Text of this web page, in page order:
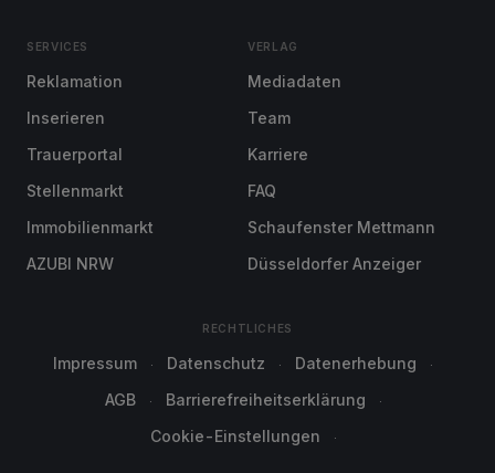
SERVICES
Reklamation
Inserieren
Trauerportal
Stellenmarkt
Immobilienmarkt
AZUBI NRW
VERLAG
Mediadaten
Team
Karriere
FAQ
Schaufenster Mettmann
Düsseldorfer Anzeiger
RECHTLICHES
Impressum Datenschutz
Datenerhebung
AGB
Barrierefreiheitserklärung
Cookie-Einstellungen